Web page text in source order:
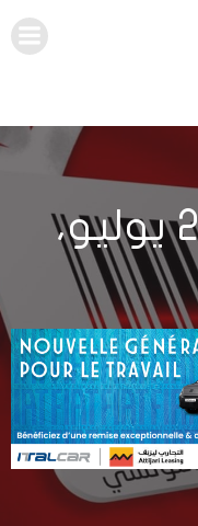
مقالات في: 2 يوليو،